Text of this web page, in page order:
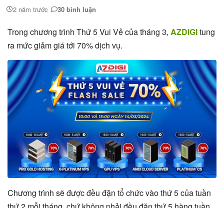
2 năm trước 30 bình luận
Trong chương trình Thứ 5 Vui Vẻ của tháng 3, AZDIGItung
ra mức giảm giá tới 70% dịch vụ.
Chương trình sẽ được đều đặn tổ chức vào thứ 5 của tuần